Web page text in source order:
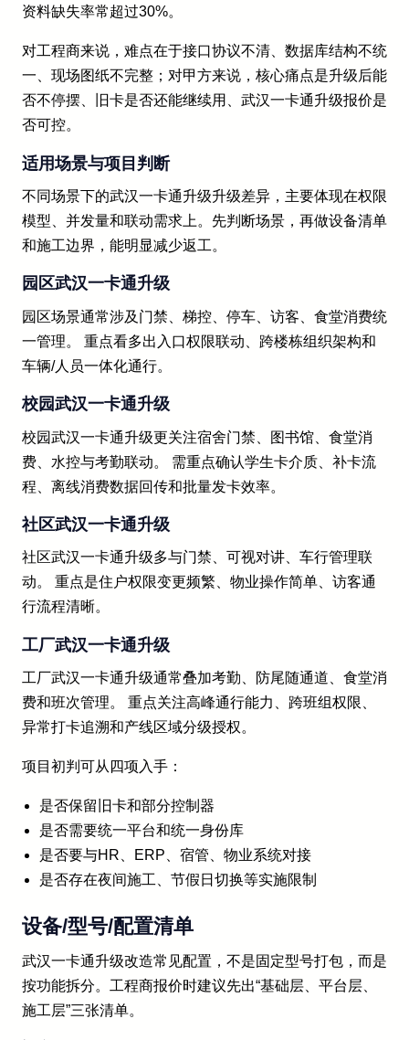
资料缺失率常超过30%。
对工程商来说，难点在于接口协议不清、数据库结构不统
一、现场图纸不完整；对甲方来说，核心痛点是升级后能
否不停摆、旧卡是否还能继续用、武汉一卡通升级报价是
否可控。
适用场景与项目判断
不同场景下的武汉一卡通升级升级差异，主要体现在权限
模型、并发量和联动需求上。先判断场景，再做设备清单
和施工边界，能明显减少返工。
园区武汉一卡通升级
园区场景通常涉及门禁、梯控、停车、访客、食堂消费统
一管理。 重点看多出入口权限联动、跨楼栋组织架构和
车辆/人员一体化通行。
校园武汉一卡通升级
校园武汉一卡通升级更关注宿舍门禁、图书馆、食堂消
费、水控与考勤联动。 需重点确认学生卡介质、补卡流
程、离线消费数据回传和批量发卡效率。
社区武汉一卡通升级
社区武汉一卡通升级多与门禁、可视对讲、车行管理联
动。 重点是住户权限变更频繁、物业操作简单、访客通
行流程清晰。
工厂武汉一卡通升级
工厂武汉一卡通升级通常叠加考勤、防尾随通道、食堂消
费和班次管理。 重点关注高峰通行能力、跨班组权限、
异常打卡追溯和产线区域分级授权。
项目初判可从四项入手：
是否保留旧卡和部分控制器
是否需要统一平台和统一身份库
是否要与HR、ERP、宿管、物业系统对接
是否存在夜间施工、节假日切换等实施限制
设备/型号/配置清单
武汉一卡通升级改造常见配置，不是固定型号打包，而是
按功能拆分。工程商报价时建议先出“基础层、平台层、
施工层”三张清单。